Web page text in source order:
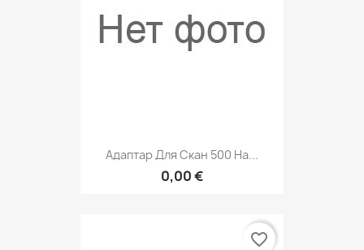
Адаптар Для Скан 500 На...
0,00 €
favorite_border